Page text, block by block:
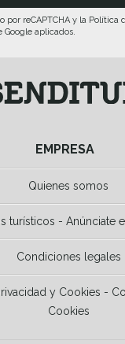
EMPRESA
Quienes somos
turísticos - Anúnciate
Condiciones legales
y Cookies -
Cookies
por reCAPTCHA y la Política
aplicados.